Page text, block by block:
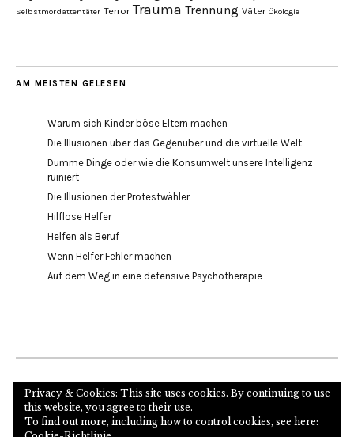
Selbstmordattentäter Terror Trauma Trennung Väter Ökologie
AM MEISTEN GELESEN
Warum sich Kinder böse Eltern machen
Die Illusionen über das Gegenüber und die virtuelle Welt
Dumme Dinge oder wie die Konsumwelt unsere Intelligenz
ruiniert
Die Illusionen der Protestwähler
Hilflose Helfer
Helfen als Beruf
Wenn Helfer Fehler machen
Auf dem Weg in eine defensive Psychotherapie
Internetseite des Autors und Psychoanalytikers
Privacy & Cookies: This site uses cookies. By continuing to use
this website, you agree to their use.
To find out more, including how to control cookies, see here: